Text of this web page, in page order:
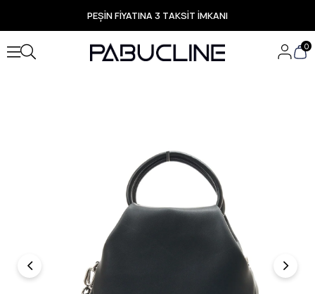
PEŞİN FİYATINA 3 TAKSİT İMKANI
TÜM ÜRÜNLERDE ÜCRETSİZ KARGO
Yeni Sezon Ürünlerde Özel Fırsatlar
Seçili Ürünlerde Hızlı Teslimat
0